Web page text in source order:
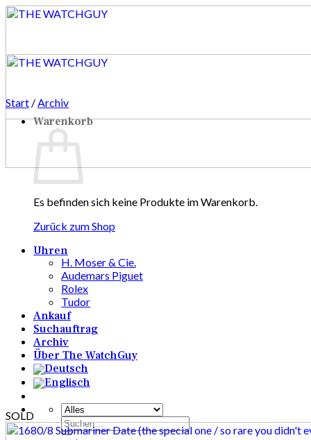
Zum
Warenkorb
Es befinden sich keine Produkte im Warenkorb.
Zurück zum Shop
Uhren
H. Moser & Cie.
Audemars Piguet
Rolex
Tudor
Ankauf
Suchauftrag
Archiv
Über The WatchGuy
Suchen
nach:
Start /Archiv
SOLD